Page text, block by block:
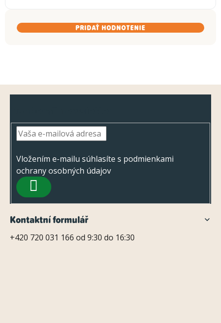
PRIDAŤ HODNOTENIE
Vložením e-mailu súhlasíte s podmienkami
ochrany osobných údajov
PRIHLÁSIŤ
Kontaktní formulář
+420 720 031 166 od 9:30 do 16:30